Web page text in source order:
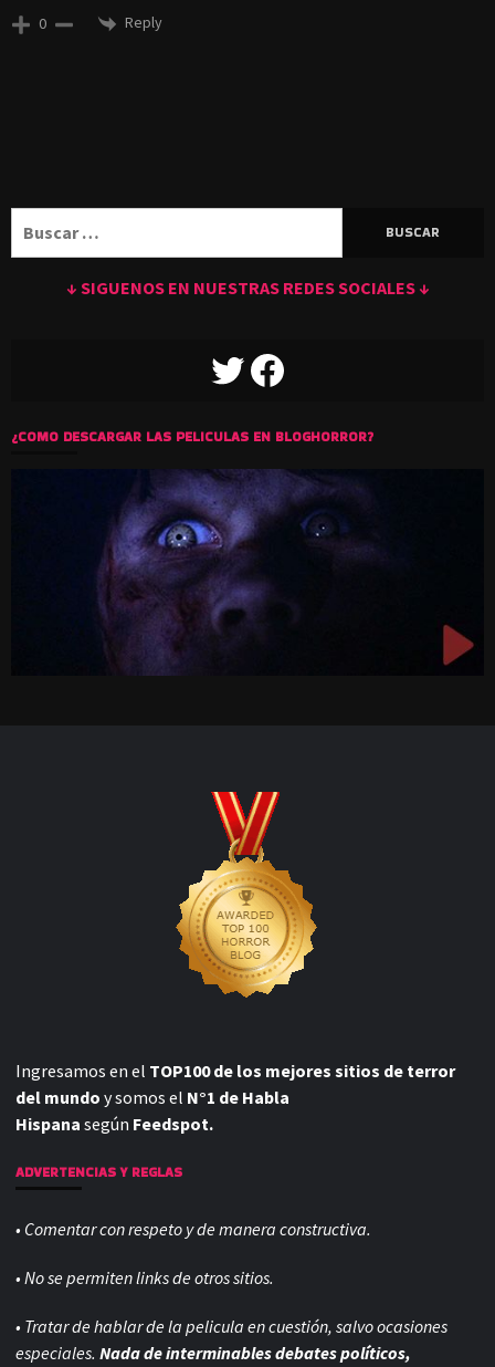
0 Reply
↓ SIGUENOS EN NUESTRAS REDES SOCIALES ↓
TWITTERFACEBOOK
¿COMO DESCARGAR LAS PELICULAS EN BLOGHORROR?
Ingresamos en el TOP100 de los mejores sitios de terror
del mundo y somos el N°1 de Habla
Hispana según Feedspot.
ADVERTENCIAS Y REGLAS
• Comentar con respeto y de manera constructiva.
• No se permiten links de otros sitios.
• Tratar de hablar de la pelicula en cuestión, salvo ocasiones
especiales. Nada de interminables debates políticos,